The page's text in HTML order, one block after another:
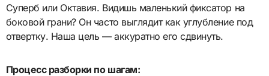
Суперб или Октавия. Видишь маленький фиксатор на
боковой грани? Он часто выглядит как углубление под
отвертку. Наша цель — аккуратно его сдвинуть.
Процесс разборки по шагам: